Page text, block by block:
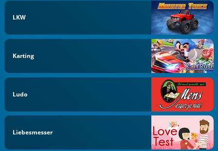
LKW
Karting
Ludo
Liebesmesser